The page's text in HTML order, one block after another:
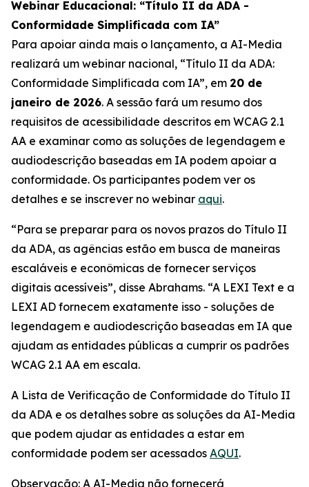
Webinar Educacional: “Título II da ADA -
Conformidade Simplificada com IA”
Para apoiar ainda mais o lançamento, a AI-Media
realizará um webinar nacional, “Título II da ADA:
Conformidade Simplificada com IA”, em 20 de
janeiro de 2026. A sessão fará um resumo dos
requisitos de acessibilidade descritos em WCAG 2.1
AA e examinar como as soluções de legendagem e
audiodescrição baseadas em IA podem apoiar a
conformidade. Os participantes podem ver os
detalhes e se inscrever no webinar aqui.
“Para se preparar para os novos prazos do Título II
da ADA, as agências estão em busca de maneiras
escaláveis e econômicas de fornecer serviços
digitais acessíveis”, disse Abrahams. “A LEXI Text e a
LEXI AD fornecem exatamente isso - soluções de
legendagem e audiodescrição baseadas em IA que
ajudam as entidades públicas a cumprir os padrões
WCAG 2.1 AA em escala.
A Lista de Verificação de Conformidade do Título II
da ADA e os detalhes sobre as soluções da AI-Media
que podem ajudar as entidades a estar em
conformidade podem ser acessados AQUI.
Observação: A AI-Media não fornecerá